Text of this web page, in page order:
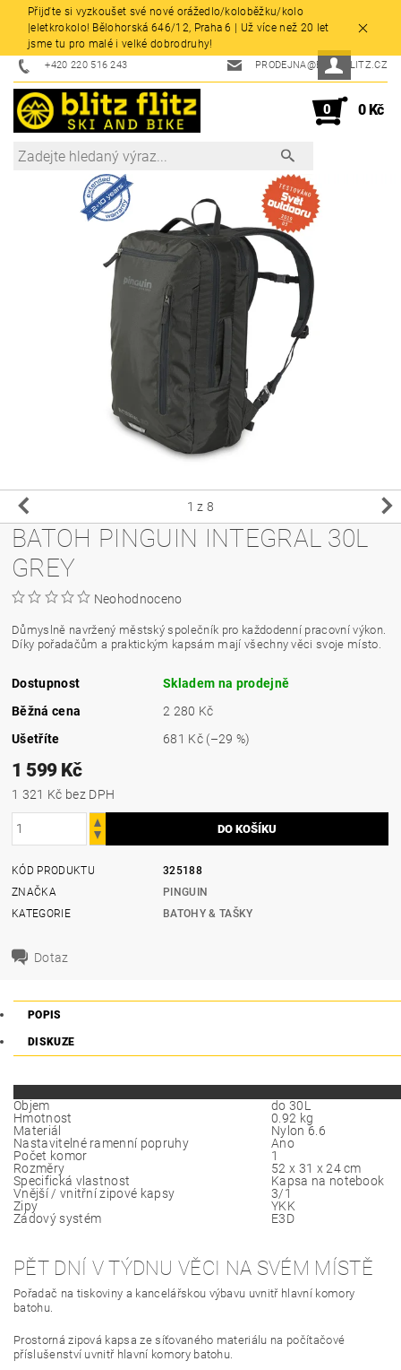
Přijďte si vyzkoušet své nové orážedlo/koloběžku/kolo
|eletkrokolo! Bělohorská 646/12, Praha 6 | Už více než 20 let
jsme tu pro malé i velké dobrodruhy!
+420 220 516 243 PRODEJNA@BLITZFLITZ.CZ
0 0 Kč
1 z 8
BATOH PINGUIN INTEGRAL 30L
GREY
Neohodnoceno
Důmyslně navržený městský společník pro každodenní pracovní výkon.
Díky pořadačům a praktickým kapsám mají všechny věci svoje místo.
Dostupnost
Skladem na prodejně
Běžná cena
2 280 Kč
Ušetříte
681 Kč (–29 %)
1 599 Kč
1 321 Kč bez DPH
KÓD PRODUKTU
325188
ZNAČKA
PINGUIN
KATEGORIE
BATOHY & TAŠKY
Dotaz
POPIS
DISKUZE
Objem
do 30L
Hmotnost
0.92 kg
Materiál
Nylon 6.6
Nastavitelné ramenní popruhy
Ano
Počet komor
1
Rozměry
52 x 31 x 24 cm
Specifická vlastnost
Kapsa na notebook
Vnější / vnitřní zipové kapsy
3/1
Zipy
YKK
Zádový systém
E3D
PĚT DNÍ V TÝDNU VĚCI NA SVÉM MÍSTĚ
Pořadač na tiskoviny a kancelářskou výbavu uvnitř hlavní komory
batohu.
Prostorná zipová kapsa ze síťovaného materiálu na počítačové
příslušenství uvnitř hlavní komory batohu.